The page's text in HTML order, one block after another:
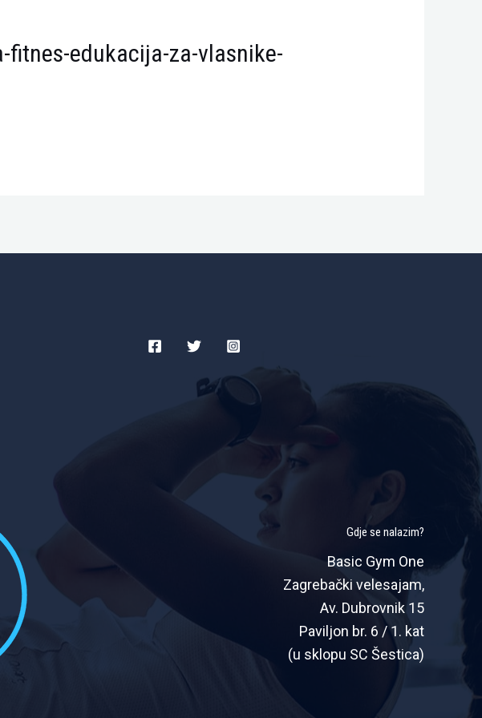
edukacija-za-vlasnike-
Gdje se nalazim?
Basic Gym One
Zagrebački velesajam,
Av. Dubrovnik 15
Paviljon br. 6 / 1. kat
(u sklopu SC Šestica)